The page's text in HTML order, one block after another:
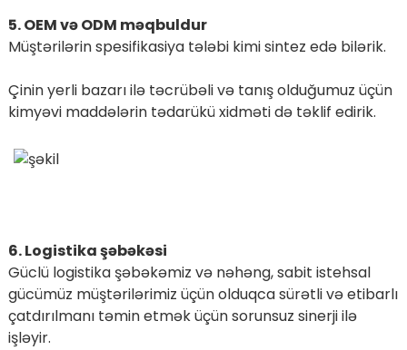
5. OEM və ODM məqbuldur
Müştərilərin spesifikasiya tələbi kimi sintez edə bilərik.
Çinin yerli bazarı ilə təcrübəli və tanış olduğumuz üçün
kimyəvi maddələrin tədarükü xidməti də təklif edirik.
6. Logistika şəbəkəsi
Güclü logistika şəbəkəmiz və nəhəng, sabit istehsal
gücümüz müştərilərimiz üçün olduqca sürətli və etibarlı
çatdırılmanı təmin etmək üçün sorunsuz sinerji ilə
işləyir.